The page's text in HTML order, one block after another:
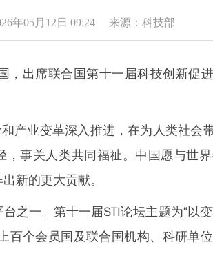
年05月12日 09:24 来源：科技部
席联合国第十一届科技创新促
业变革深入推进，在为人类社会
事关人类共同福祉。中国愿与世
新的更大贡献。
一。第十一届STI论坛主题为“以
百个会员国及联合国机构、科研单